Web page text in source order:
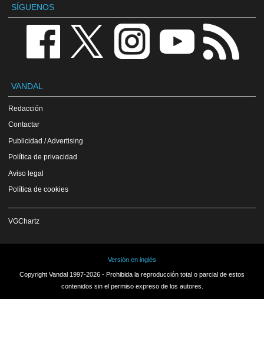
SÍGUENOS
VANDAL
Redacción
Contactar
Publicidad / Advertising
Política de privacidad
Aviso legal
Política de cookies
VGChartz
Versión en inglés
Copyright Vandal 1997-2026 - Prohibida la reproducción total o parcial de estos
contenidos sin el permiso expreso de los autores.